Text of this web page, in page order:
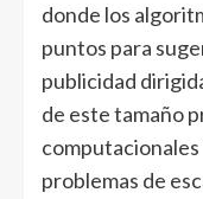
donde los
puntos para
publicidad
de este tamaño
problemas de